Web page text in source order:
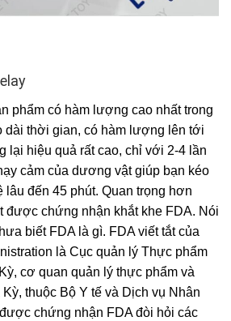
phẩm có hàm lượng cao nhất trong
dài thời gian, có hàm lượng lên tới
lại hiệu quả rất cao, chỉ với 2-4 lần
cảm của dương vật giúp bạn kéo
lâu đến 45 phút. Quan trọng hơn
được chứng nhận khắt khe FDA. Nói
biết FDA là gì. FDA viết tắt của
là Cục quản lý Thực phẩm
cơ quan quản lý thực phẩm và
thuộc Bộ Y tế và Dịch vụ Nhân
chứng nhận FDA đòi hỏi các